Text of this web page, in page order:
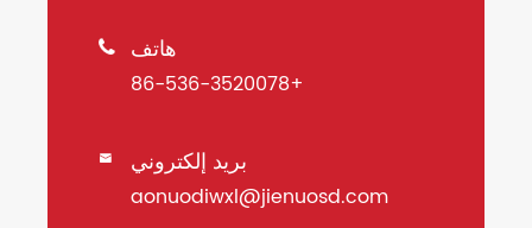
 هاتف
+86-536-3520078
 بريد إلكتروني
aonuodiwxl@jienuosd.com